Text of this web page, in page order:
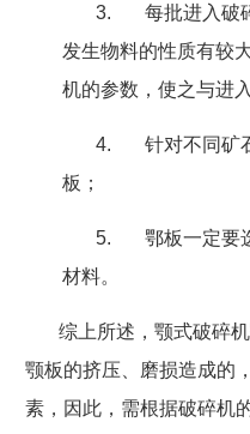
3.
每批进入破
发生物料的性质有较
机的参数，使之与进
4.
针对不同矿
板；
5.
鄂板一定要
材料。
综上所述，颚式破碎
颚板的挤压、磨损造成的
素，因此，需根据破碎机